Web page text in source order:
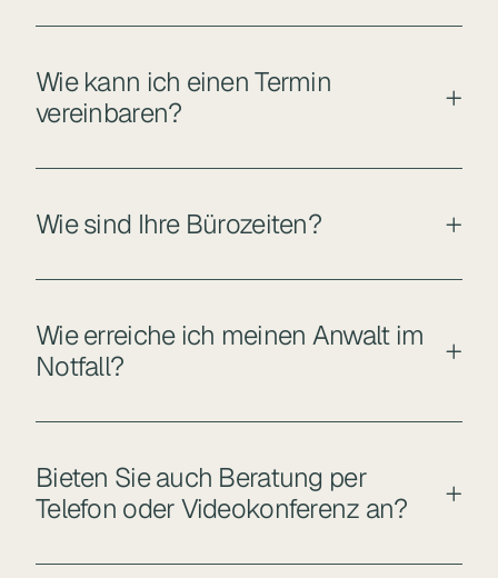
Wie kann ich einen Termin
vereinbaren?
Wie sind Ihre Bürozeiten?
Wie erreiche ich meinen Anwalt im
Notfall?
Bieten Sie auch Beratung per
Telefon oder Videokonferenz an?